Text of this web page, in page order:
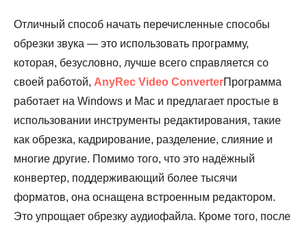
Отличный способ начать перечисленные способы
обрезки звука — это использовать программу,
которая, безусловно, лучше всего справляется со
своей работой, AnyRec Video ConverterПрограмма
работает на Windows и Mac и предлагает простые в
использовании инструменты редактирования, такие
как обрезка, кадрирование, разделение, слияние и
многие другие. Помимо того, что это надёжный
конвертер, поддерживающий более тысячи
форматов, она оснащена встроенным редактором.
Это упрощает обрезку аудиофайла. Кроме того, после